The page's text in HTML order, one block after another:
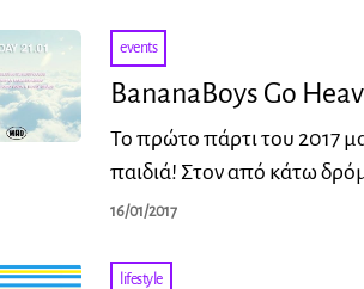
events
BananaBoys Go
Το πρώτο πάρτι του 2017
παιδιά! Στον από κάτω
16/01/2017
lifestyle